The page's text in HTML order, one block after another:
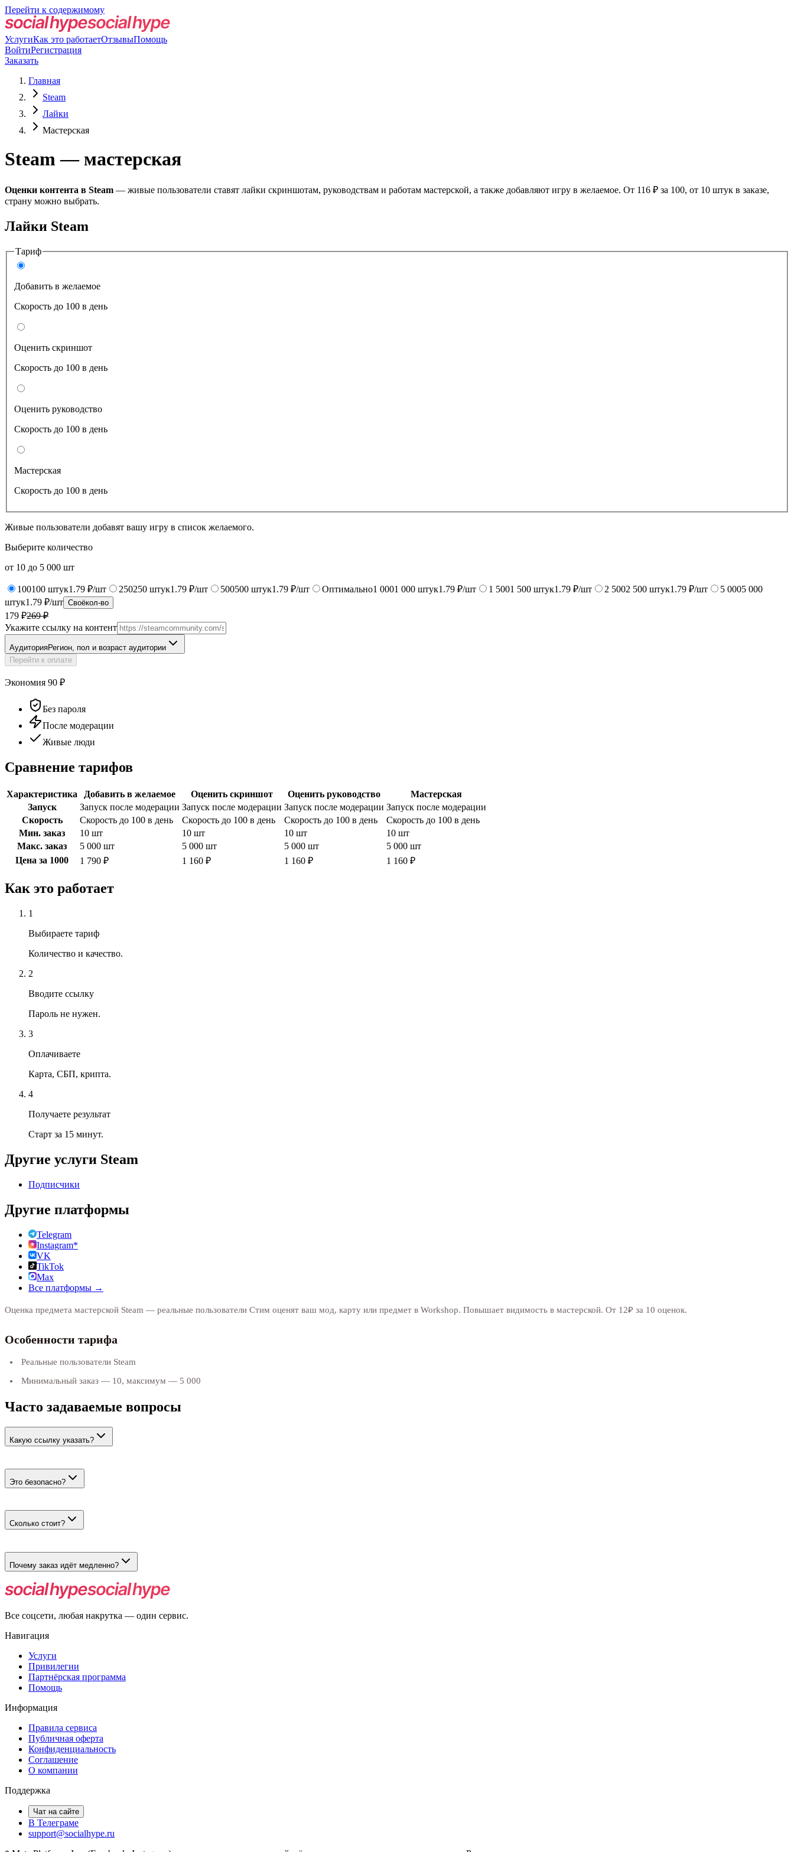
Перейти к содержимому
УслугиКак это работаетОтзывыПомощь
ВойтиРегистрация
Заказать
Главная
Steam
Лайки
Мастерская
Steam — мастерская
Оценки контента в Steam — живые пользователи ставят лайки скриншотам, руководствам и работам мастерской, а также добавляют игру в желаемое. От 116 ₽ за 100, от 10 штук в заказе,
страну можно выбрать.
Лайки Steam
Тариф
Добавить в желаемое
Скорость до 100 в день
Оценить скриншот
Скорость до 100 в день
Оценить руководство
Скорость до 100 в день
Мастерская
Скорость до 100 в день
Живые пользователи добавят вашу игру в список желаемого.
Выберите количество
от 10 до 5 000 шт
100100 штук1.79 ₽/шт 250250 штук1.79 ₽/шт 500500 штук1.79 ₽/шт Оптимально1 0001 000 штук1.79 ₽/шт 1 5001 500 штук1.79 ₽/шт 2 5002 500 штук1.79 ₽/шт 5 0005 000
штук1.79 ₽/шт Своёкол-во
179 ₽269₽
Укажите ссылку на контент
АудиторияРегион, пол и возраст аудитории
Перейти к оплате
Экономия 90 ₽
Без пароля
После модерации
Живые люди
Сравнение тарифов
Характеристика Добавить в желаемое Оценить скриншот Оценить руководство
Мастерская
Запуск
Запуск после модерации Запуск после модерации Запуск после модерации Запуск после модерации
Скорость
Скорость до 100 в день Скорость до 100 в день Скорость до 100 в день
Скорость до 100 в день
Мин. заказ
10 шт 10 шт 10 шт
10 шт
Макс. заказ
5 000 шт 5 000 шт 5 000 шт
5 000 шт
Цена за 1000
1 790 ₽ 1 160 ₽ 1 160 ₽ 1 160 ₽
Как это работает
1
Выбираете тариф
Количество и качество.
2
Вводите ссылку
Пароль не нужен.
3
Оплачиваете
Карта, СБП, крипта.
4
Получаете результат
Старт за 15 минут.
Другие услуги Steam
Подписчики
Другие платформы
Telegram
Instagram*
VK
TikTok
Max
Все платформы →
Оценка предмета мастерской Steam — реальные пользователи Стим оценят ваш мод, карту или предмет в Workshop. Повышает видимость в мастерской. От 12₽ за 10 оценок.
Особенности тарифа
Реальные пользователи Steam
Минимальный заказ — 10, максимум — 5 000
Часто задаваемые вопросы
Какую ссылку указать?
Это безопасно?
Сколько стоит?
Почему заказ идёт медленно?
Действия выполняют реальные пользователи, а не боты: до 100 в день. Мгновенной накрутки в Steam не бывает.
Все соцсети, любая накрутка — один сервис.
Навигация
Услуги
Привилегии
Партнёрская программа
Помощь
Информация
Правила сервиса
Публичная оферта
Конфиденциальность
Соглашение
О компании
Поддержка
Чат на сайте
В Телеграме
support@socialhype.ru